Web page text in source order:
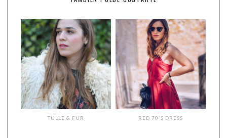
TULLE & FUR RED 70'S DRESS